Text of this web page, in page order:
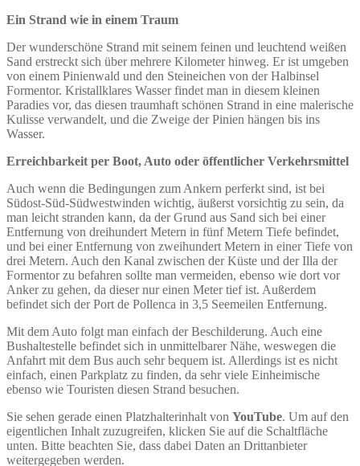
Ein Strand wie in einem Traum
Der wunderschöne Strand mit seinem feinen und leuchtend weißen
Sand erstreckt sich über mehrere Kilometer hinweg. Er ist umgeben
von einem Pinienwald und den Steineichen von der Halbinsel
Formentor. Kristallklares Wasser findet man in diesem kleinen
Paradies vor, das diesen traumhaft schönen Strand in eine malerische
Kulisse verwandelt, und die Zweige der Pinien hängen bis ins
Wasser.
Erreichbarkeit per Boot, Auto oder öffentlicher Verkehrsmittel
Auch wenn die Bedingungen zum Ankern perferkt sind, ist bei
Südost-Süd-Südwestwinden wichtig, äußerst vorsichtig zu sein, da
man leicht stranden kann, da der Grund aus Sand sich bei einer
Entfernung von dreihundert Metern in fünf Metern Tiefe befindet,
und bei einer Entfernung von zweihundert Metern in einer Tiefe von
drei Metern. Auch den Kanal zwischen der Küste und der Illa der
Formentor zu befahren sollte man vermeiden, ebenso wie dort vor
Anker zu gehen, da dieser nur einen Meter tief ist. Außerdem
befindet sich der Port de Pollenca in 3,5 Seemeilen Entfernung.
Mit dem Auto folgt man einfach der Beschilderung. Auch eine
Bushaltestelle befindet sich in unmittelbarer Nähe, weswegen die
Anfahrt mit dem Bus auch sehr bequem ist. Allerdings ist es nicht
einfach, einen Parkplatz zu finden, da sehr viele Einheimische
ebenso wie Touristen diesen Strand besuchen.
Sie sehen gerade einen Platzhalterinhalt von YouTube. Um auf den
eigentlichen Inhalt zuzugreifen, klicken Sie auf die Schaltfläche
unten. Bitte beachten Sie, dass dabei Daten an Drittanbieter
weitergegeben werden.